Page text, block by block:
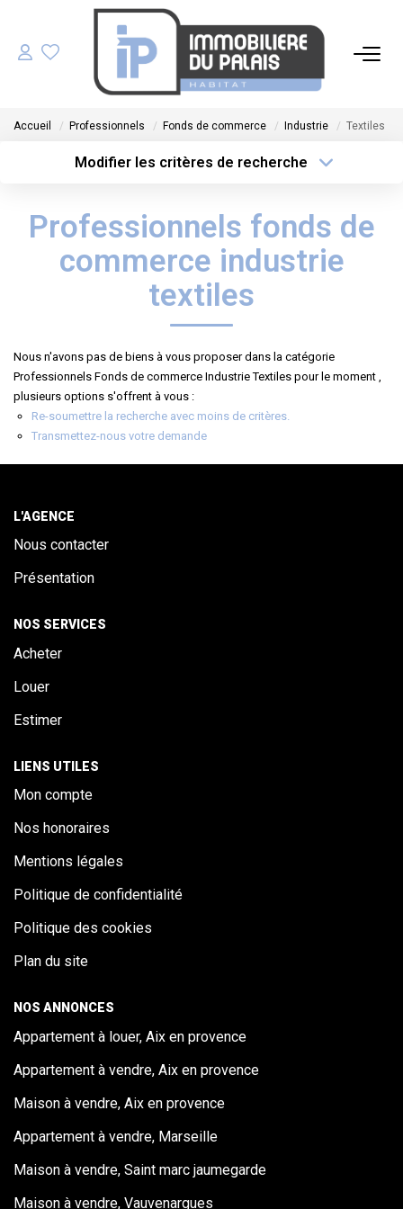
ACHETER
ESTIMER
NOS AGENCES
NOTRE ÉQUIPE
ALERTE
CONTACT
Accueil Professionnels Fonds de commerce Industrie Textiles
Modifier les critères de recherche
Sélectionnez...
Type de bien
Surface min
Professionnels fonds de
commerce industrie
textiles
Nous n'avons pas de biens à vous proposer dans la catégorie
Professionnels Fonds de commerce Industrie Textiles pour le moment ,
plusieurs options s'offrent à vous :
Re-soumettre la recherche avec moins de critères.
Transmettez-nous votre demande
L'AGENCE
Nous contacter
Présentation
NOS SERVICES
Acheter
Louer
Estimer
LIENS UTILES
Mon compte
Nos honoraires
Mentions légales
Politique de confidentialité
Politique des cookies
Plan du site
NOS ANNONCES
Appartement à louer, Aix en provence
Appartement à vendre, Aix en provence
Maison à vendre, Aix en provence
Appartement à vendre, Marseille
Maison à vendre, Saint marc jaumegarde
Maison à vendre, Vauvenargues